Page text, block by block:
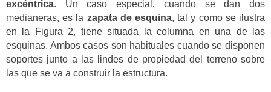
excéntrica. Un caso especial, cuando se dan dos
medianeras, es la zapata de esquina, tal y como se ilustra
en la Figura 2, tiene situada la columna en una de las
esquinas. Ambos casos son habituales cuando se disponen
soportes junto a las lindes de propiedad del terreno sobre
las que se va a construir la estructura.